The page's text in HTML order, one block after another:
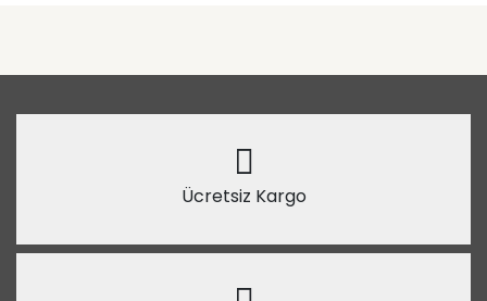
Ücretsiz Kargo